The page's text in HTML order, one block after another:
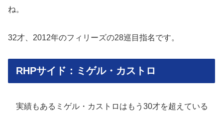
ね。
32才、2012年のフィリーズの28巡目指名です。
RHPサイド：ミゲル・カストロ
実績もあるミゲル・カストロはもう30才を超えている